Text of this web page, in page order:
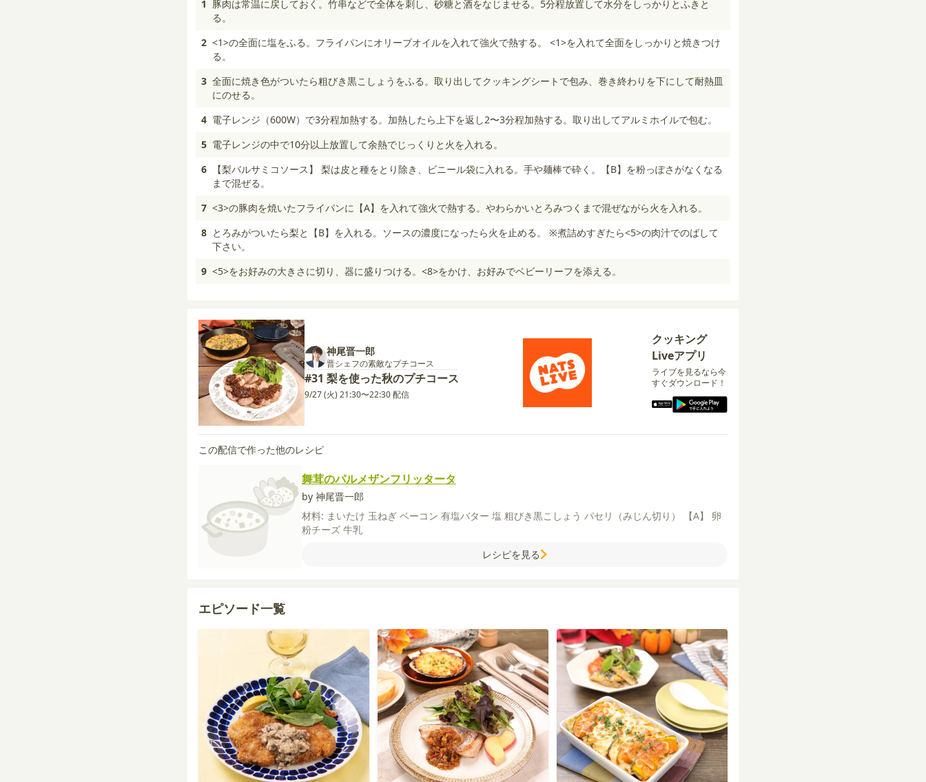
1 豚肉は常温に戻しておく。竹串などで全体を刺し、砂糖と酒をなじませる。5分程放置して水分をしっかりとふきと
る。
2 <1>の全面に塩をふる。フライパンにオリーブオイルを入れて強火で熱する。 <1>を入れて全面をしっかりと焼きつけ
る。
3 全面に焼き色がついたら粗びき黒こしょうをふる。取り出してクッキングシートで包み、巻き終わりを下にして耐熱皿
にのせる。
4 電子レンジ（600W）で3分程加熱する。加熱したら上下を返し2〜3分程加熱する。取り出してアルミホイルで包む。
5 電子レンジの中で10分以上放置して余熱でじっくりと火を入れる。
6
【梨バルサミコソース】 梨は皮と種をとり除き、ビニール袋に入れる。手や麺棒で砕く。【B】を粉っぽさがなくなる
まで混ぜる。
7 <3>の豚肉を焼いたフライパンに【A】を入れて強火で熱する。やわらかいとろみつくまで混ぜながら火を入れる。
8 とろみがついたら梨と【B】を入れる。ソースの濃度になったら火を止める。 ※煮詰めすぎたら<5>の肉汁でのばして
下さい。
9 <5>をお好みの大きさに切り、器に盛りつける。<8>をかけ、お好みでベビーリーフを添える。
神尾晋一郎
晋シェフの素敵なプチコース
#31 梨を使った秋のプチコース
9/27 (火) 21:30〜22:30 配信
クッキング
Liveアプリ
ライブを見るなら今
すぐダウンロード！
この配信で作った他のレシピ
舞茸のパルメザンフリッタータ
by 神尾晋一郎
材料: まいたけ 玉ねぎ ベーコン 有塩バター 塩 粗びき黒こしょう パセリ（みじん切り） 【A】 卵
粉チーズ 牛乳
レシピを見る
エピソード一覧